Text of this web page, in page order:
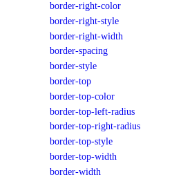
border-right-color
border-right-style
border-right-width
border-spacing
border-style
border-top
border-top-color
border-top-left-radius
border-top-right-radius
border-top-style
border-top-width
border-width